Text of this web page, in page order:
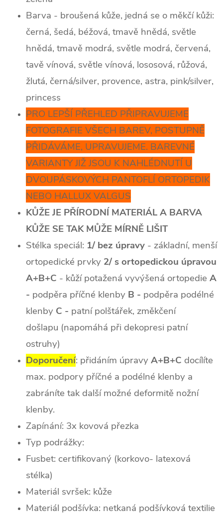
Barva - broušená kůže, jedná se o měkčí kůži:
černá, šedá, béžová, tmavě hnědá, světle
hnědá, tmavě modrá, světle modrá, červená,
tavě vínová, světle vínová, lososová, růžová,
žlutá, černá/silver, provence, astra, pink/silver,
princess
PRO LEPŠÍ PŘEHLED PŘIPRAVUJEME
FOTOGRAFIE VŠECH BAREV, POSTUPNĚ
PŘIDÁVÁME, UPRAVUJEME. BAREVNÉ
VARIANTY JIŽ JSOU K NAHLÉDNUTÍ U
DVOUPÁSKOVÝCH PANTOFLÍ ORTOPEDIK
NEBO HALLUX VALGUS
KŮŽE JE PŘÍRODNÍ MATERIÁL A BARVA
KŮŽE SE TAK MŮŽE MÍRNĚ LIŠIT
Stélka speciál: 1/ bez úpravy - základní, menší
ortopedické prvky 2/ s ortopedickou úpravou
A+B+C - kůží potažená vyvýšená ortopedie A
- podpěra příčné klenby B - podpěra podélné
klenby C - patní polštářek, změkčení
došlapu (napomáhá při dekopresi patní
ostruhy)
Doporučení: přidáním úpravyA+B+C docílíte
max. podpory příčné a podélné klenby a
zabráníte tak další možné deformitě nožní
klenby.
Zapínání: 3x kovová přezka
Typ podrážky:
Fusbet: certifikovaný (korkovo- latexová
stélka)
Materiál svršek: kůže
Materiál podšívka: netkaná podšívková textilie